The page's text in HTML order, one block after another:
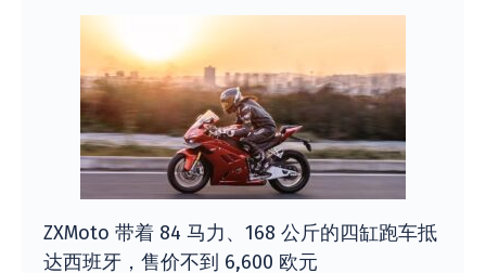
ZXMoto 带着 84 马力、168 公斤的四缸跑车抵
达西班牙，售价不到 6,600 欧元